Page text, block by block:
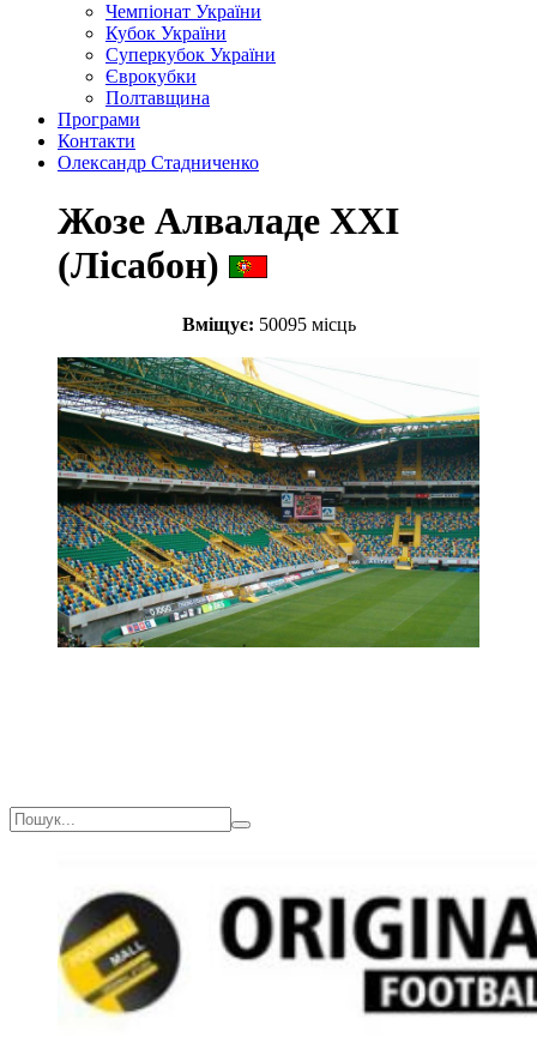
Чемпіонат України
Кубок України
Суперкубок України
Єврокубки
Полтавщина
Програми
Контакти
Олександр Стадниченко
Жозе Алваладе XXI
(Лісабон)
Вміщує: 50095 місць